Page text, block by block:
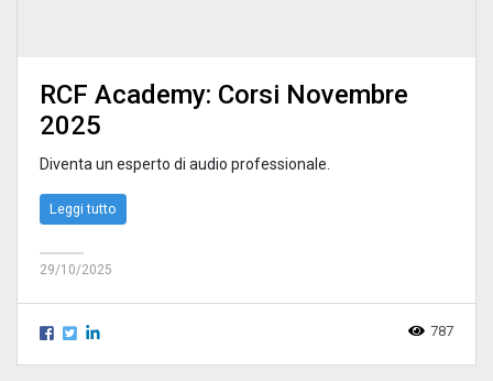
RCF Academy: Corsi Novembre
2025
Diventa un esperto di audio professionale.
Leggi tutto
29/10/2025
787